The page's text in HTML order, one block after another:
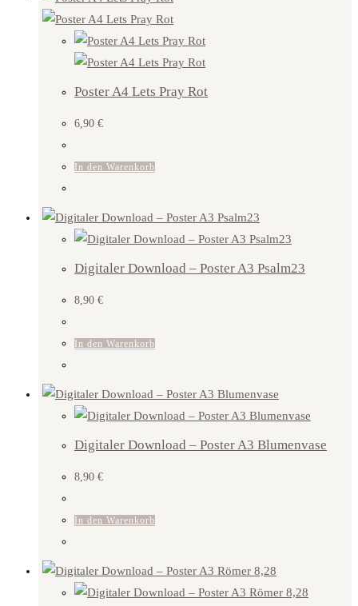
Poster A4 Lets Pray Rot
6,90 €
In den Warenkorb
Digitaler Download – Poster A3 Psalm23
8,90 €
In den Warenkorb
Digitaler Download – Poster A3 Blumenvase
8,90 €
In den Warenkorb